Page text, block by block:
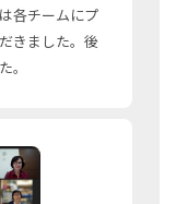
各チームにプ
きました。後
。